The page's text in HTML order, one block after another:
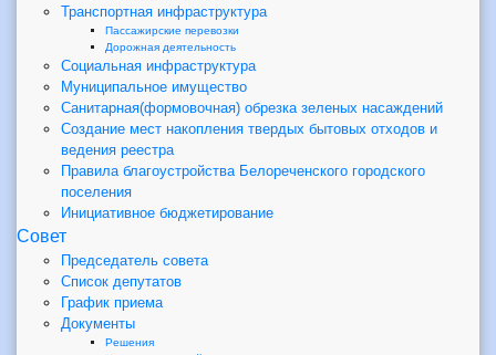
Транспортная инфраструктура
Пассажирские перевозки
Дорожная деятельность
Социальная инфраструктура
Муниципальное имущество
Санитарная(формовочная) обрезка зеленых насаждений
Создание мест накопления твердых бытовых отходов и
ведения реестра
Правила благоустройства Белореченского городского
поселения
Инициативное бюджетирование
Совет
Председатель совета
Список депутатов
График приема
Документы
Решения